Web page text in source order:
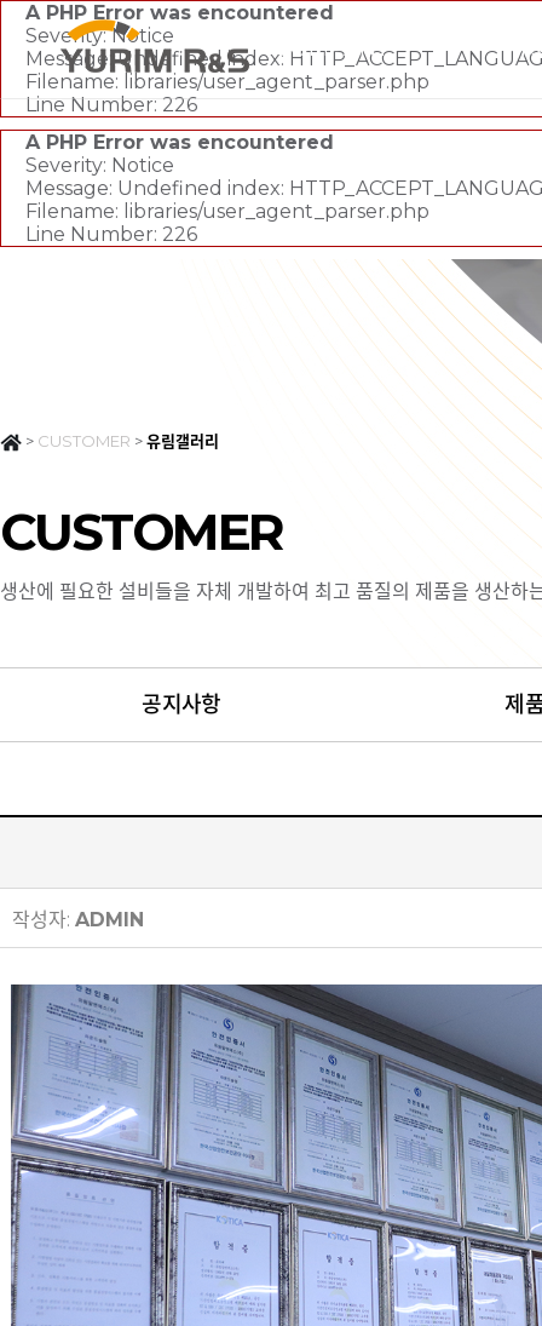
A PHP Error was encountered
Severity: Notice
Message: Undefined index:
Filename: libraries/user_agent_parser.php
Line Number: 226
A PHP Error was encountered
Severity: Notice
Message: Undefined index:
Filename: libraries/user_agent_parser.php
Line Number: 226
COMPANY
> CUSTOMER >유림갤러리
CUSTOMER
생산에 필요한 설비들을 자체 개발하여 최고 품질의 제품을 생산하
공지사항 제
작성자: ADMIN